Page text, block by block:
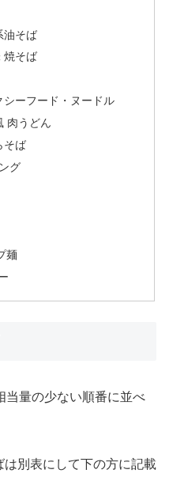
油そば
焼そば
ーフード・ヌードル
肉うどん
そば
グ
麺
当量の少ない順番に並べ
別表にして下の方に記載